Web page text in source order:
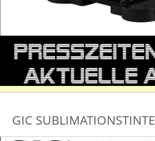
GIC SUBLIMATIONSTINTE